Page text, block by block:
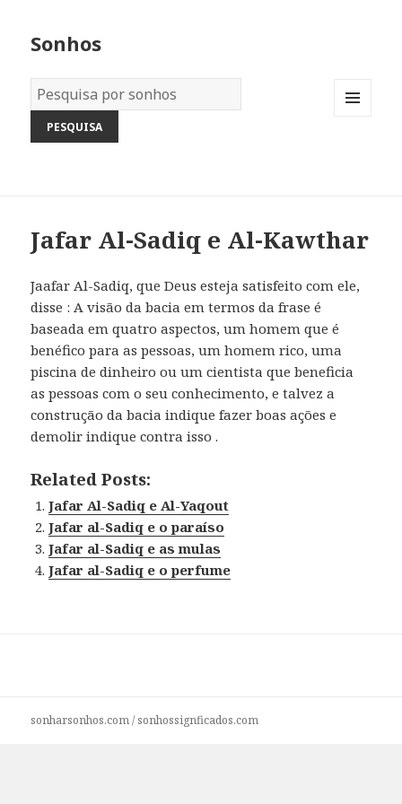
Sonhos
Dicionário
dos
Sonhos:
Jafar Al-Sadiq e Al-Kawthar
Jaafar Al-Sadiq, que Deus esteja satisfeito com ele,
disse : A visão da bacia em termos da frase é
baseada em quatro aspectos, um homem que é
benéfico para as pessoas, um homem rico, uma
piscina de dinheiro ou um cientista que beneficia
as pessoas com o seu conhecimento, e talvez a
construção da bacia indique fazer boas ações e
demolir indique contra isso .
Related Posts:
Jafar Al-Sadiq e Al-Yaqout
Jafar al-Sadiq e o paraíso
Jafar al-Sadiq e as mulas
Jafar al-Sadiq e o perfume
sonharsonhos.com/sonhossignficados.com